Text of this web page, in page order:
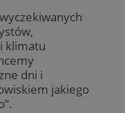
klimatu
dni i
jakiego